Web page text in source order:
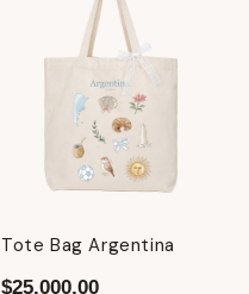
Tote Bag Argentina
$25.000,00